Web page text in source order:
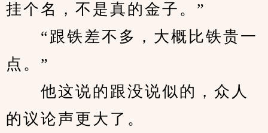
挂个名，不是真的金子。”
“跟铁差不多，大概比铁贵一
点。”
他这说的跟没说似的，众人
的议论声更大了。